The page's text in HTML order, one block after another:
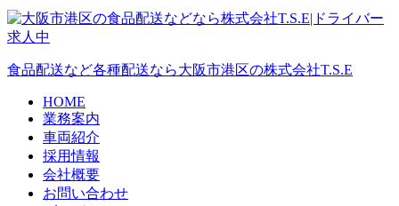
食品配送など各種配送なら大阪市港区の株式会社T.S.E
HOME
業務案内
車両紹介
採用情報
会社概要
お問い合わせ